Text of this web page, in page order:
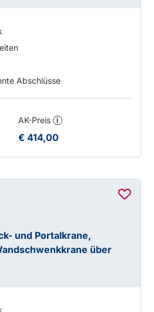
Abschlüsse
AK-Preis i
€ 414,00
und Portalkrane,
über